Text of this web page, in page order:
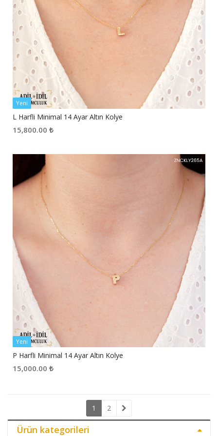
Yeni
L Harfli Minimal 14 Ayar Altın Kolye
15,800.00 ₺
Yeni
P Harfli Minimal 14 Ayar Altın Kolye
15,000.00 ₺
1 2
Ürün kategorileri